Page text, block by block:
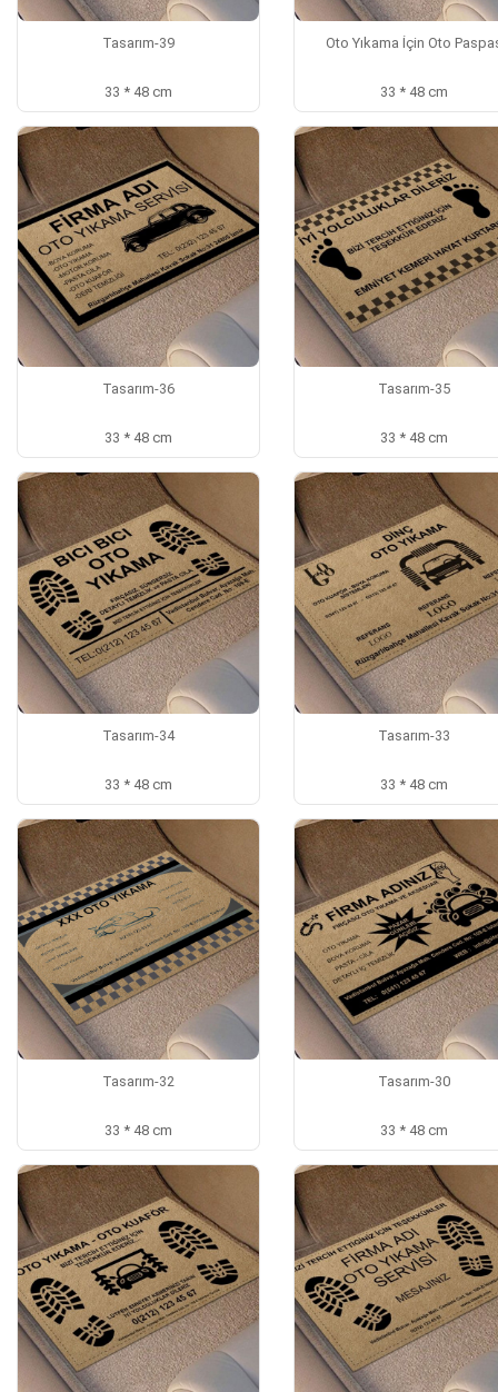
Tasarım-39
33 * 48 cm
Oto Yıkama İçin Oto
33 * 48 cm
Tasarım-36
33 * 48 cm
Tasarım-35
33 * 48 cm
Tasarım-34
33 * 48 cm
Tasarım-33
33 * 48 cm
Tasarım-32
33 * 48 cm
Tasarım-30
33 * 48 cm